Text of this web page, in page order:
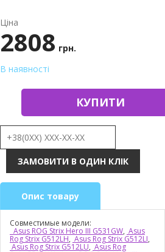
Ціна
2808 грн.
В наявності
КУПИТИ
Опис товару
Совместимые модели:
Asus ROG Strix Hero III G531GW, Asus
Rog Strix G512LH, Asus Rog Strix G512LI,
Asus Rog Strix G512LU, Asus Rog